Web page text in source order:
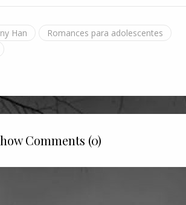
Han
Romances para adolescentes
Comments (0)